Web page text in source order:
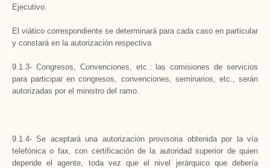
Ejecutivo.
El viático correspondiente se determinará para cada caso en particular
y constará en la autorización respectiva
9.1.3- Congresos, Convenciones, etc.: las comisiones de servicios
para participar en congresos, convenciones, seminarios, etc., serán
autorizadas por el ministro del ramo.
9.1.4- Se aceptará una autorización provisoria obtenida por la vía
telefónica o fax, con certificación de la autoridad superior de quien
depende el agente, toda vez que el nivel jerárquico que debería